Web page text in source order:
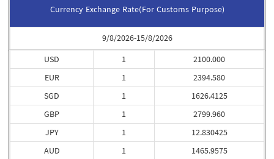
Currency Exchange Rate(For Customs Purpose)
9/8/2026-15/8/2026
USD
EUR
SGD
GBP
JPY
AUD
1
1
1
1
1
1
2100.000
2394.580
1626.4125
2799.960
12.830425
1465.9575